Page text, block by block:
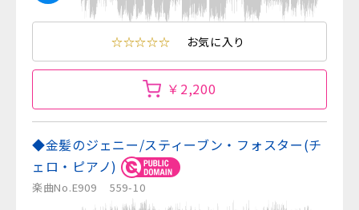
☆☆☆☆☆ お気に入り
￥2,200
◆金髪のジェニー/スティーブン・フォスター(チ
ェロ・ピアノ)
楽曲No.E909 559-10